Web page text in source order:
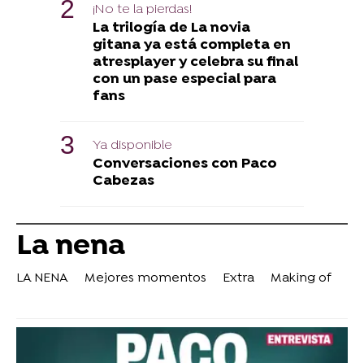
¡No te la pierdas!
La trilogía de La novia
gitana ya está completa en
atresplayer y celebra su final
con un pase especial para
fans
Ya disponible
Conversaciones con Paco
Cabezas
La nena
LA NENA Mejores momentos Extra Making of